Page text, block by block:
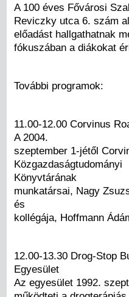
A 100 éves Fővárosi
Reviczky utca 6. szám
előadást hallgathatnak
fókuszában a diákokat
További programok:
11.00-12.00 Corvinus
A 2004.
szeptember 1-jétől
Könyvtárának
munkatársai, Nagy
és
kollégája, Hoffmann
12.00-13.30 Drog-Stop
Egyesület
Az egyesület 1992.